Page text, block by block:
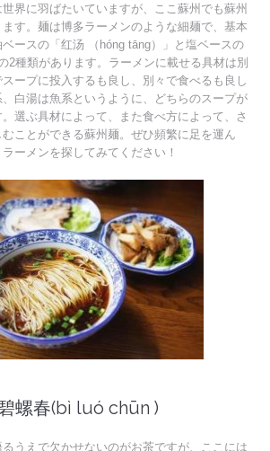
界に羽ばたいていますが、ここ蘇州でも蘇州
す。麺は博多ラーメンのような細麺で、基本
ースの「红汤 （hóng tāng）」と塩ベースの
2種類があります。ラーメンに載せる具材は別
ープに投入するも良し、別々で食べるも良し
白湯は魚系というように、どちらのスープが
選ぶ具材によって、また食べ方によって、さ
ことができる蘇州麺。ぜひ頻繁に足を運ん
ーメンを探してみてください！
螺春(bì luó chūn )
うえで欠かせないのがお茶ですが、ここには